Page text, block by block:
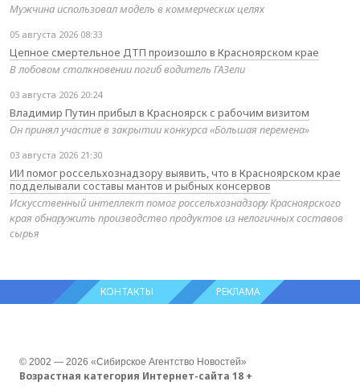
Мужчина использовал модель в коммерческих целях
05 августа 2026 08:33
Цепное смертельное ДТП произошло в Красноярском крае
В лобовом столкновении погиб водитель ГАЗели
03 августа 2026 20:24
Владимир Путин прибыл в Красноярск с рабочим визитом
Он принял участие в закрытии конкурса «Большая перемена»
03 августа 2026 21:30
ИИ помог россельхознадзору выявить, что в Красноярском крае
подделывали составы мантов и рыбных консервов
Искусственный интеллект помог россельхознадзору Красноярского
края обнаружить производство продуктов из нелогичных составов
сырья
КОНТАКТЫ РЕКЛАМА
© 2002 — 2026 «Сибирское Агентство Новостей»
Возрастная категория Интернет-сайта 18 +